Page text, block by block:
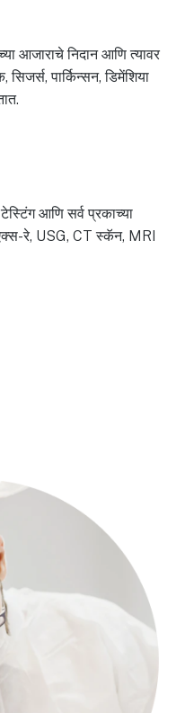
आजाराचे निदान आणि त्यावर
पार्किन्सन, डिमेंशिया
आणि सर्व प्रकाच्या
रे, USG, CT स्कॅन, MRI